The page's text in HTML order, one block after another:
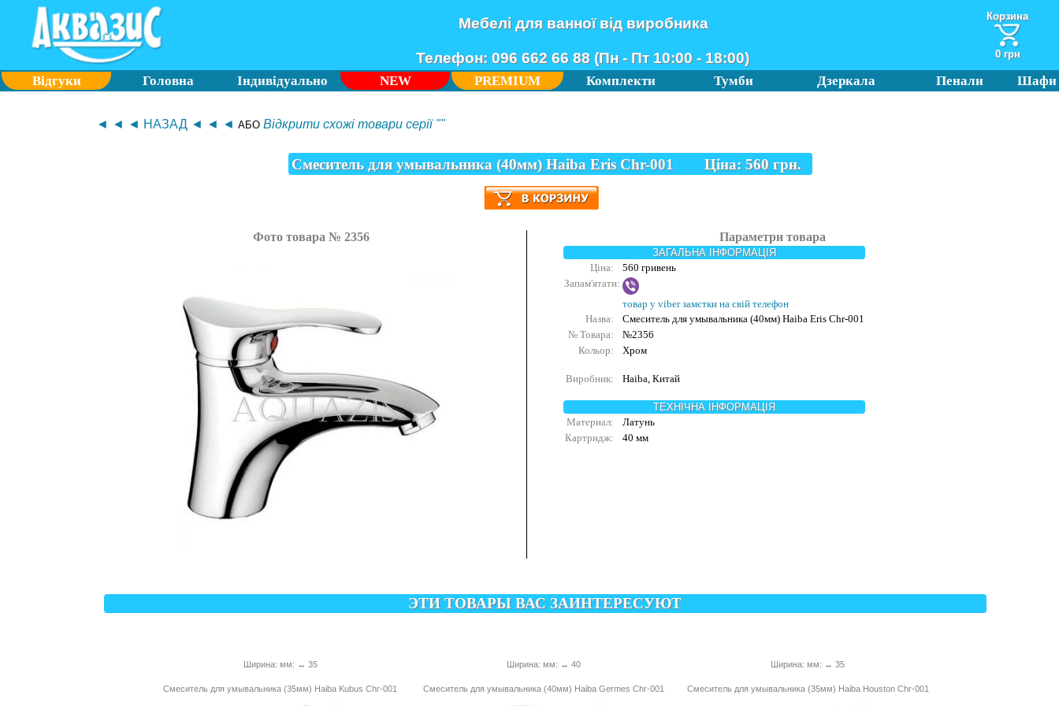
Мебелі для ванної від виробника
Телефон: 096 662 66 88 (Пн - Пт 10:00 - 18:00)
Корзина
0 грн
Відгуки Головна Індивідуально NEW PREMIUM Комплекти Тумби Дзеркала Пенали Шафи
◄ ◄ ◄ НАЗАД ◄ ◄ ◄ АБО Відкрити схожі товари серії ""
Смеситель для умывальника (40мм) Haiba Eris Chr-001 Ціна: 560грн.
Фото товара № 2356 Параметри товара
ЗАГАЛЬНА ІНФОРМАЦІЯ
Ціна:
560 гривень
Запам'ятати:
товар у viber замєтки на свій телефон
Назва:
Смеситель для умывальника (40мм) Haiba Eris Chr-001
№ Товара:
№2356
Кольор:
Хром
Виробник: Haiba, Китай
ТЕХНІЧНА ІНФОРМАЦІЯ
Материал:
Латунь
Картридж:
40 мм
ЭТИ ТОВАРЫ ВАС ЗАИНТЕРЕСУЮТ
Ширина: мм: ↔ 35
Смеситель для умывальника (35мм) Haiba Kubus Chr-001
Ширина: мм: ↔ 40
Смеситель для умывальника (40мм) Haiba Germes Chr-001
Ширина: мм: ↔ 35
Смеситель для умывальника (35мм) Haiba Houston Chr-001